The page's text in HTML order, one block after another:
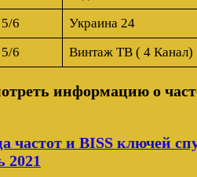
6
Украина 24
6 Винтаж ТВ ( 4 Канал)
информацию о
частот и BISS ключей
2021